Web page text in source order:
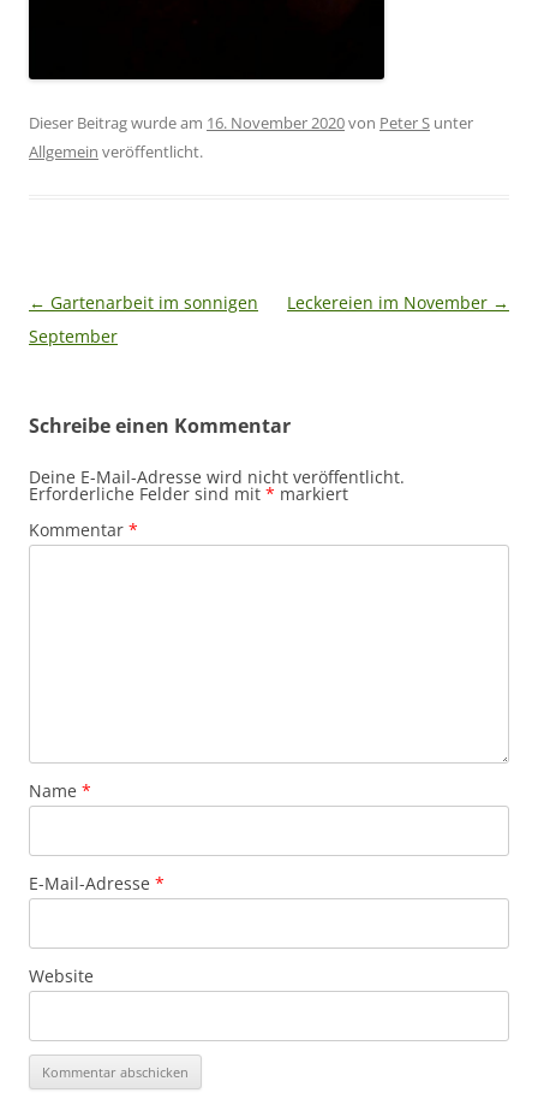
Dieser Beitrag wurde am 16. November 2020von Peter S unter
Allgemein veröffentlicht.
Beitragsnavigation
← Gartenarbeit im sonnigen
September
Leckereien im November →
Schreibe einen Kommentar
Deine E-Mail-Adresse wird nicht veröffentlicht.
Erforderliche Felder sind mit * markiert
Kommentar *
Name *
E-Mail-Adresse *
Website